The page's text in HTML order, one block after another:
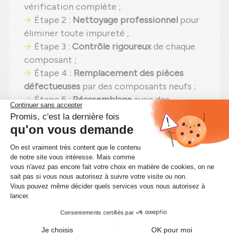
vérification complète ;
Étape 2 : Nettoyage professionnel pour
éliminer toute impureté ;
Étape 3 : Contrôle rigoureuxde chaque
composant ;
Étape 4 : Remplacement des pièces
défectueuses par des composants neufs ;
Étape 5 :Réassemblageavec des
réglages effectués selon les
recommandations du fabricant ;
sur banc
d'essai Schenck avant expédition.
En choisissant unturbocompresseur
reconditionné, vous faites un pari gagnant :
économique (actuellement à seulement
513,00 €)et un
impact environnemental